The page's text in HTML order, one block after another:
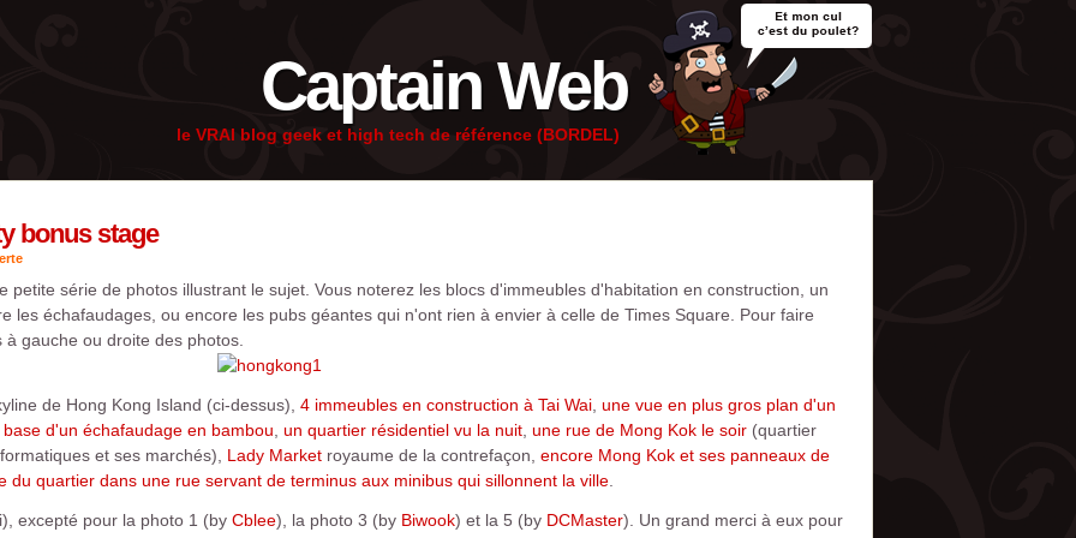
Captain Web
le VRAI blog geek et high tech de référence (BORDEL)
bonus stage
petite série de photos illustrant le sujet. Vous noterez les blocs d'immeubles d'habitation en construction, un
les échafaudages, ou encore les pubs géantes qui n'ont rien à envier à celle de Times Square. Pour faire
gauche ou droite des photos.
de Hong Kong Island (ci-dessus), 4 immeubles en construction à Tai Wai, une vue en plus gros plan d'un
d'un échafaudage en bambou un quartier résidentiel vu la nuit, une rue de Mong Kok le soir(quartier
et ses marchés), Lady Marketroyaume de la contrefaçon, encore Mong Kok et ses panneaux de
du quartier dans une rue servant de terminus aux minibus qui sillonnent la ville.
excepté pour la photo 1 (by Cblee), la photo 3 (by Biwook) et la 5 (by DCMaster). Un grand merci à eux pour